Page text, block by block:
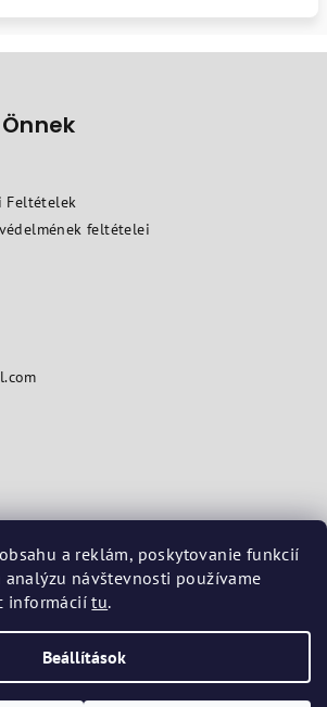
a reklám, poskytovanie funkcií
návštevnosti používame
informáciítu.
Beállítások
Feltételek
feltételei
minket
618/10, Liptovská Štiavnica 03401
Košice 04001